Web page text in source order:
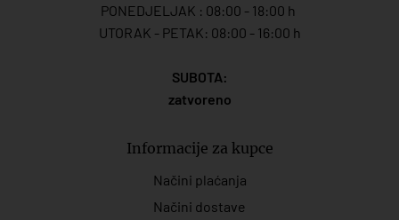
PONEDJELJAK : 08:00 - 18:00 h
UTORAK - PETAK: 08:00 - 16:00 h
SUBOTA:
zatvoreno
Informacije za kupce
Načini plaćanja
Načini dostave